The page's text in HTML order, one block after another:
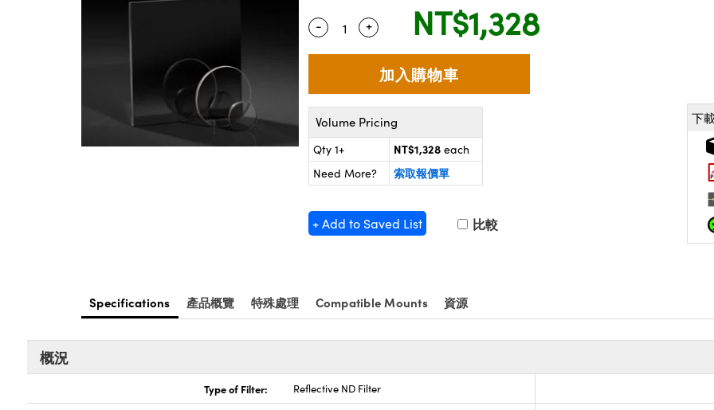
Quantity Selector
- Use the plus and minus buttons to adjust the quantity.
+ NT$1,328
Volume Pricing
Qty 1+ NT$1,328 each
Need More?
索取報價單
+ Add to Saved List 比較
下
Specifications 產品概覽 特殊處理 Compatible Mounts 資源
概況
Type of Filter: Reflective ND Filter